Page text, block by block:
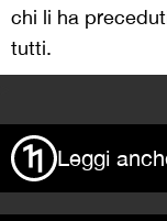
chi li ha
tutti.
Leggi